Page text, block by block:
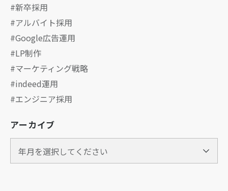
新卒採用
アルバイト採用
Google広告運用
LP制作
マーケティング戦略
indeed運用
エンジニア採用
アーカイブ